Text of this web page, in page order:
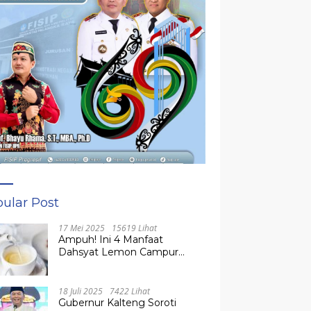
Post
17 Mei 2025 15619 Lihat
Ampuh! Ini 4 Manfaat
Dahsyat Lemon Campur
18 Juli 2025 7422 Lihat
Gubernur Kalteng Soroti